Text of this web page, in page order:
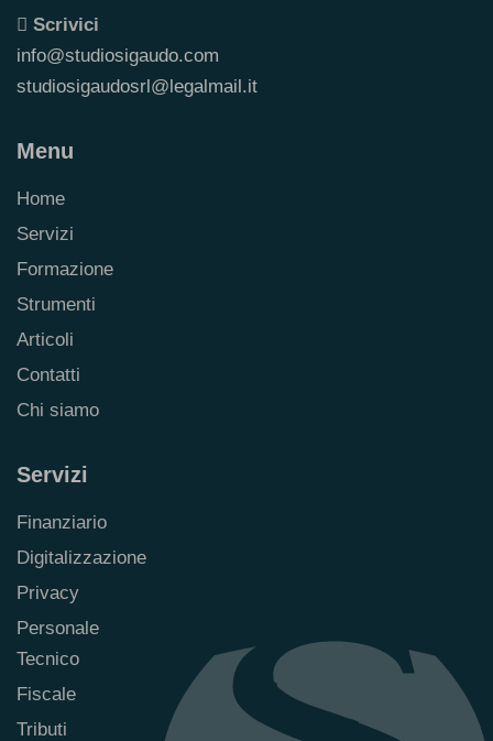
Scrivici
info@studiosigaudo.com
studiosigaudosrl@legalmail.it
Menu
Home
Servizi
Formazione
Strumenti
Articoli
Contatti
Chi siamo
Servizi
Finanziario
Digitalizzazione
Privacy
Personale
Tecnico
Fiscale
Tributi